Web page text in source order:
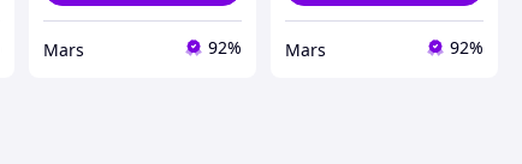
Mars 92% Mars 92%